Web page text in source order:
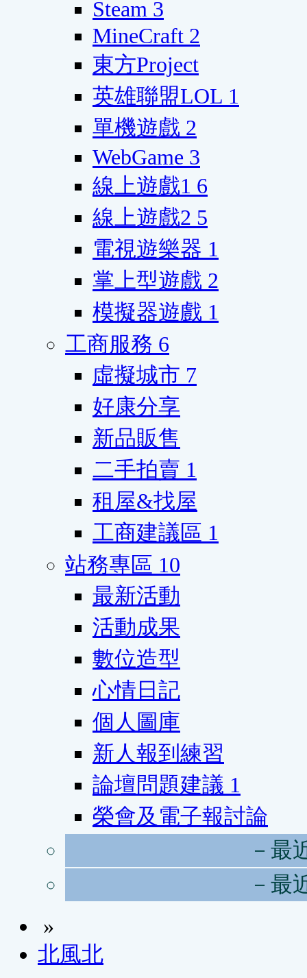
Steam 3
MineCraft 2
東方Project
英雄聯盟LOL 1
單機遊戲 2
WebGame 3
線上遊戲1 6
線上遊戲2 5
電視遊樂器 1
掌上型遊戲 2
模擬器遊戲 1
工商服務 6
虛擬城市 7
好康分享
新品販售
二手拍賣 1
租屋&找屋
工商建議區 1
站務專區 10
最新活動
活動成果
數位造型
心情日記
個人圖庫
新人報到練習
論壇問題建議 1
榮會及電子報討論
－最
－最
»
北風北